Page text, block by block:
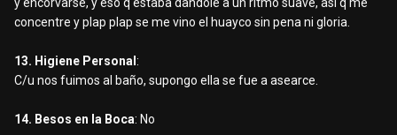
y encorvarse, y eso q estaba dandole a un ritmo suave, asi q me
concentre y plap plap se me vino el huayco sin pena ni gloria.
13. Higiene Personal :
C/u nos fuimos al baño, supongo ella se fue a asearce.
14. Besos en la Boca: No